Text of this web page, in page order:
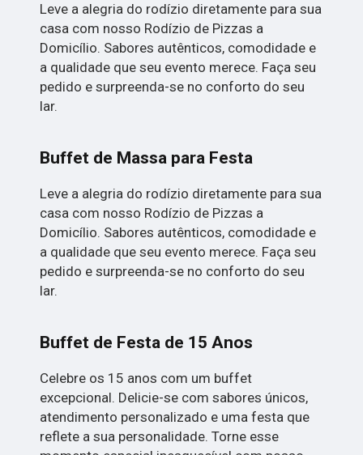
Leve a alegria do rodízio diretamente para sua
casa com nosso Rodízio de Pizzas a
Domicílio. Sabores autênticos, comodidade e
a qualidade que seu evento merece. Faça seu
pedido e surpreenda-se no conforto do seu
lar.
Buffet de Massa para Festa
Leve a alegria do rodízio diretamente para sua
casa com nosso Rodízio de Pizzas a
Domicílio. Sabores autênticos, comodidade e
a qualidade que seu evento merece. Faça seu
pedido e surpreenda-se no conforto do seu
lar.
Buffet de Festa de 15 Anos
Celebre os 15 anos com um buffet
excepcional. Delicie-se com sabores únicos,
atendimento personalizado e uma festa que
reflete a sua personalidade. Torne esse